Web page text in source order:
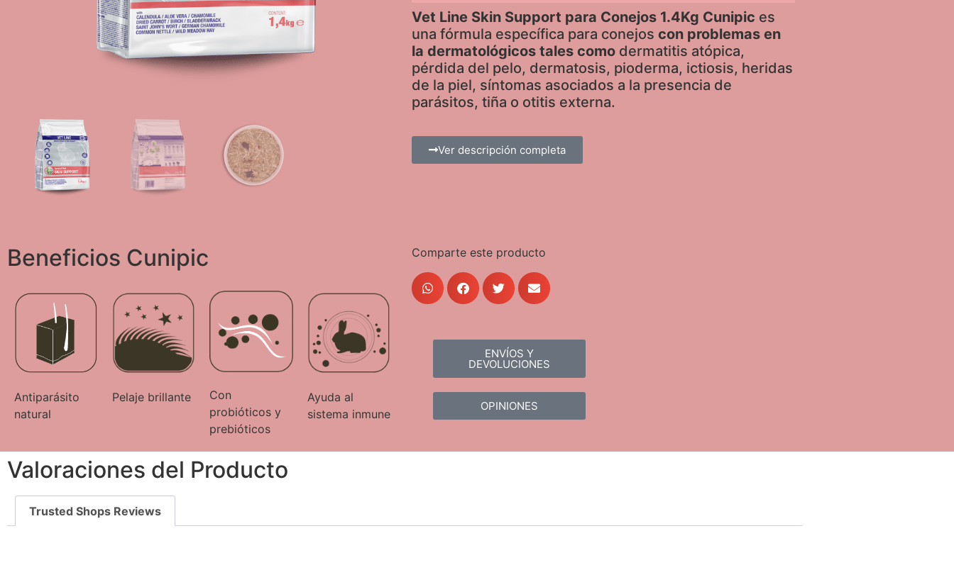
Vet Line Skin Support para Conejos 1.4Kg Cunipic es
una fórmula específica para conejos con problemas en
la dermatológicos tales como dermatitis atópica,
pérdida del pelo, dermatosis, pioderma, ictiosis, heridas
de la piel, síntomas asociados a la presencia de
parásitos, tiña o otitis externa.
Ver descripción completa
Beneficios Cunipic
Antiparásito
natural
Pelaje brillante
Con
probióticos y
prebióticos
Ayuda al
sistema inmune
Comparte este producto
ENVÍOS Y
DEVOLUCIONES
OPINIONES
Valoraciones del Producto
Trusted Shops Reviews